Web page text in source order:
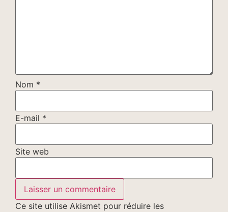
Nom *
E-mail *
Site web
Ce site utilise Akismet pour réduire les